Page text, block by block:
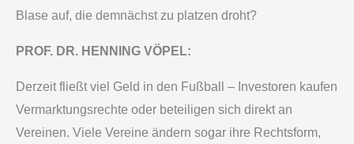
Blase auf, die demnächst zu platzen droht?
PROF. DR. HENNING VÖPEL:
Derzeit fließt viel Geld in den Fußball – Investoren kaufen
Vermarktungsrechte oder beteiligen sich direkt an
Vereinen. Viele Vereine ändern sogar ihre Rechtsform,